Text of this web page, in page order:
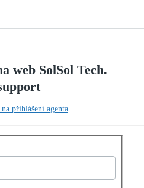
web SolSol Tech.
přihlášení agenta
hesla